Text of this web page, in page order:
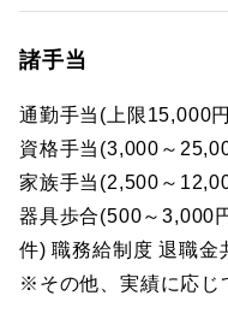
諸手当
通勤手当(上限15,000
資格手当(3,000～
家族手当(2,500～
器具歩合(500～3,000
件) 職務給制度 退職金
※その他、実績に応じ